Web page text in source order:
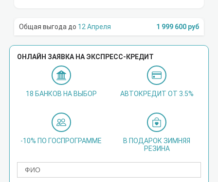
12 Апреля 1 999 600 руб
ОНЛАЙН ЗАЯВКА НА ЭКСПРЕСС-КРЕДИТ
18 БАНКОВ НА ВЫБОР АВТОКРЕДИТ ОТ 3.5%
-10% ПО ГОСПРОГРАММЕ
В ПОДАРОК ЗИМНЯЯ
РЕЗИНА